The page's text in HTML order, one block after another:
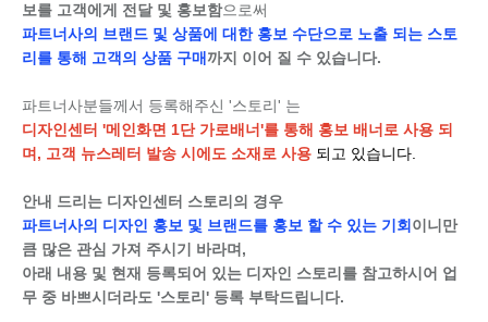
보를 고객에게 전달 및 홍보함으로써
파트너사의 브랜드 및 상품에 대한 홍보 수단으로 노출 되는 스토
리를 통해 고객의 상품 구매 까지 이어 질 수 있습니다.
파트너사분들께서 등록해주신 '스토리' 는
디자인센터 '메인화면 1단 가로배너'를 통해 홍보 배너로 사용 되
며, 고객 뉴스레터 발송 시에도 소재로 사용 되고 있습니다.
안내 드리는 디자인센터 스토리의 경우
파트너사의 디자인 홍보 및 브랜드를 홍보 할 수 있는 기회 이니만
큼 많은 관심 가져 주시기 바라며,
아래 내용 및 현재 등록되어 있는 디자인 스토리를 참고하시어 업
무 중 바쁘시더라도 '스토리' 등록 부탁드립니다.